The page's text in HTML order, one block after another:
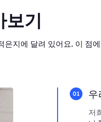
보기
은지에 달려 있어요. 이
01 우
저